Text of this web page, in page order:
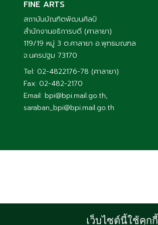
FINE ARTS
สถาบันบัณฑิตพัฒนศิลป์
สำนักงานอธิการบดี (ศาลายา)
119/19 หมู่ 3 ต.ศาลายา อ.พุทธมณฑล
จ.นครปฐม 73170
Tel: 02-4822176-78 (ศาลายา)
Fax: 02-482-2170
Email: bpi@bpi.mail.go.th,
saraban_bpi@bpi.mail.go.th
เว็บไซต์นี้ใช้คุกกี้